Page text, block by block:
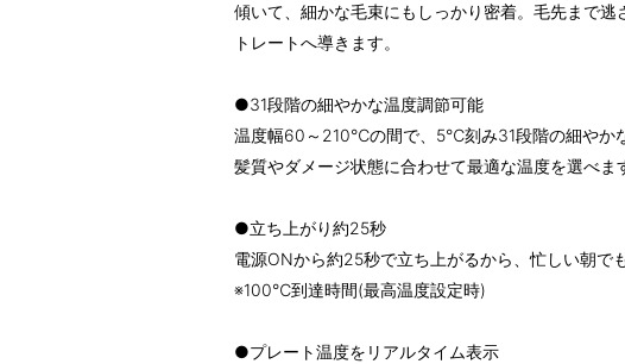
傾いて、細かな毛束にもしっかり密着。毛先まで逃
トレートへ導きます。
●31段階の細やかな温度調節可能
温度幅60～210℃の間で、5℃刻み31段階の細やかな
髪質やダメージ状態に合わせて最適な温度を選べま
●立ち上がり約25秒
電源ONから約25秒で立ち上がるから、忙しい朝で
※100℃到達時間(最高温度設定時)
●プレート温度をリアルタイム表示